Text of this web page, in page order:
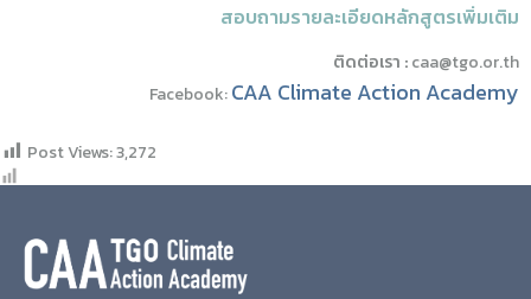
สอบถามรายละเอียดหลักสูตรเพิ่มเติม
ติดต่อเรา :caa@tgo.or.th
Facebook:CAA Climate Action Academy
Post Views:3,272